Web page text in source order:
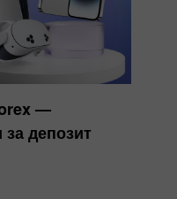
—
за депозит